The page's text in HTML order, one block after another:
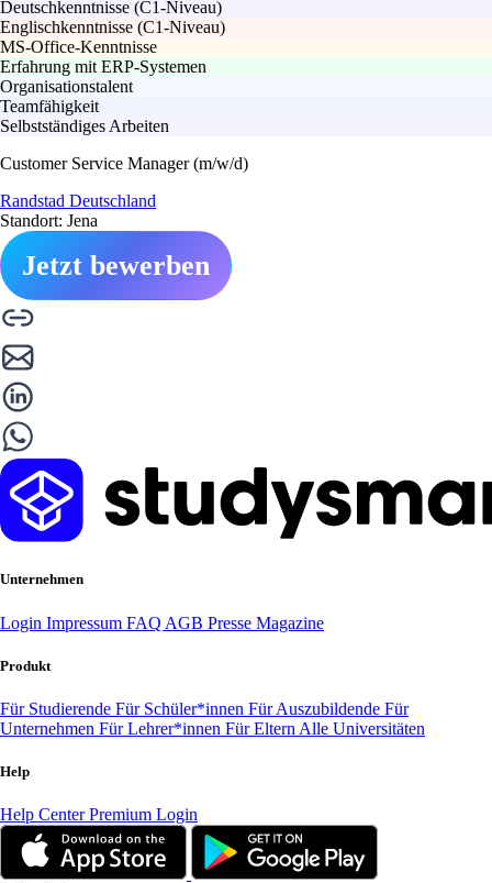
Deutschkenntnisse (C1-Niveau)
Englischkenntnisse (C1-Niveau)
MS-Office-Kenntnisse
Erfahrung mit ERP-Systemen
Organisationstalent
Teamfähigkeit
Selbstständiges Arbeiten
Customer Service Manager (m/w/d)
Randstad Deutschland
Standort: Jena
Jetzt bewerben
Unternehmen
Login Impressum FAQ AGB Presse Magazine
Produkt
Für Studierende Für Schüler*innen Für Auszubildende Für
Unternehmen Für Lehrer*innen Für Eltern Alle Universitäten
Help
Help CenterPremium Login